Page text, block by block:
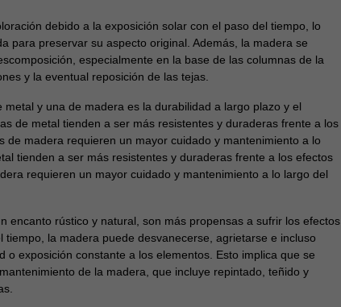
debido a la exposición solar con el paso del tiempo, lo
para preservar su aspecto original. Además, la madera se
especialmente en la base de las columnas de la
y la eventual reposición de las tejas.
y una de madera es la durabilidad a largo plazo y el
de metal tienden a ser más resistentes y duraderas frente a los
de madera requieren un mayor cuidado y mantenimiento a lo
tienden a ser más resistentes y duraderas frente a los efectos
requieren un mayor cuidado y mantenimiento a lo largo del
encanto rústico y natural, son más propensas a sufrir los efectos
la madera puede desvanecerse, agrietarse e incluso
exposición constante a los elementos. Esto implica que se
de la madera, que incluye repintado, teñido y